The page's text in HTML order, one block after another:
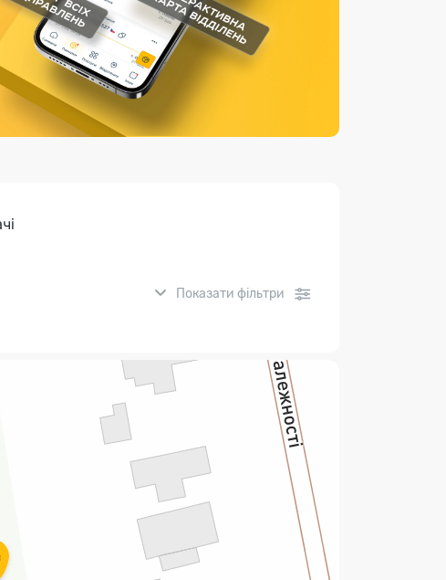
Страхові послуги
Каталог «Укрпошта Маркет»
Показати фільтри
Фінансові послуги:
Термінові перекази
Комунальні та інші платежі